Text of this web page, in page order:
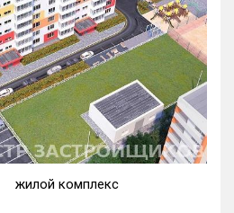
₽/м² млн ₽
до
до
до
жилой комплекс